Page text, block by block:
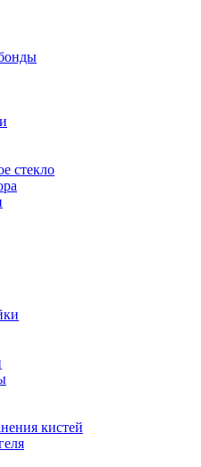
стекло
кистей